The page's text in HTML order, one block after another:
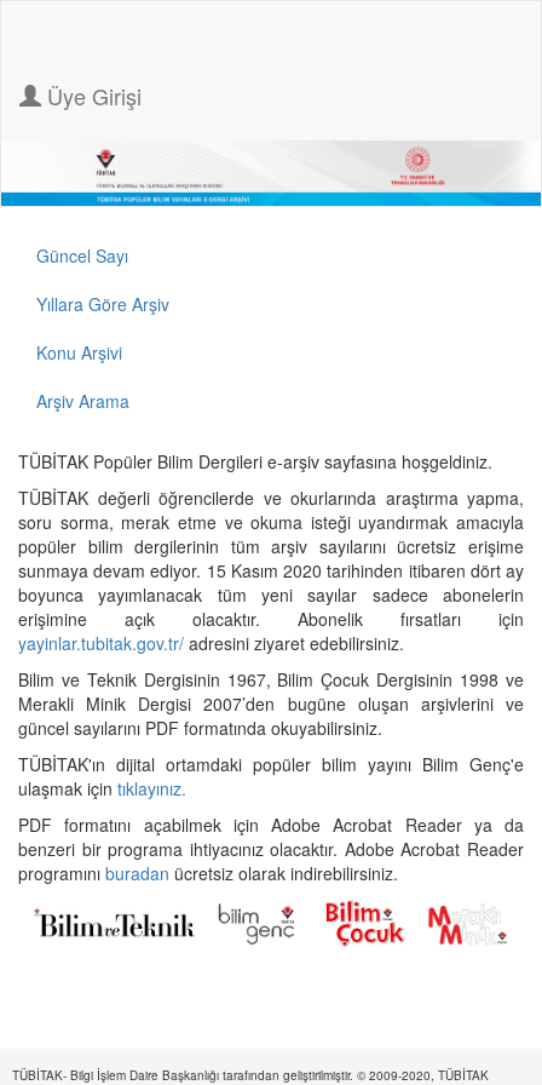
Üye Girişi
Güncel Sayı
Yıllara Göre Arşiv
Konu Arşivi
Arşiv Arama
TÜBİTAK Popüler Bilim Dergileri e-arşiv sayfasına hoşgeldiniz.
TÜBİTAK değerli öğrencilerde ve okurlarında araştırma yapma,
soru sorma, merak etme ve okuma isteği uyandırmak amacıyla
popüler bilim dergilerinin tüm arşiv sayılarını ücretsiz erişime
sunmaya devam ediyor. 15 Kasım 2020 tarihinden itibaren dört ay
boyunca yayımlanacak tüm yeni sayılar sadece abonelerin
erişimine açık olacaktır. Abonelik fırsatları için
yayinlar.tubitak.gov.tr/ adresini ziyaret edebilirsiniz.
Bilim ve Teknik Dergisinin 1967, Bilim Çocuk Dergisinin 1998 ve
Merakli Minik Dergisi 2007’den bugüne oluşan arşivlerini ve
güncel sayılarını PDF formatında okuyabilirsiniz.
TÜBİTAK'ın dijital ortamdaki popüler bilim yayını Bilim Genç'e
ulaşmak için tıklayınız.
PDF formatını açabilmek için Adobe Acrobat Reader ya da
benzeri bir programa ihtiyacınız olacaktır. Adobe Acrobat Reader
programını buradan ücretsiz olarak indirebilirsiniz.
TÜBİTAK- Bilgi İşlem Daire Başkanlığı tarafından geliştirilmiştir. © 2009-2020, TÜBİTAK